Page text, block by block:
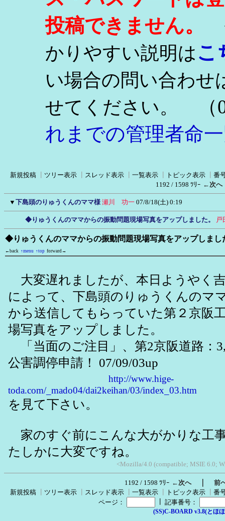
投稿できません。
かりやすい説明はこ
い場合の問い合わせ
せてください。
（
れまでの管理者命
新規投稿 ツリー表示 スレッド表示 一覧表示 トピック表示
番
1192 / 1598 ﾂﾘｰ ←次へ
▼ 下島頭のりゅうくんのママ様 瀬川 功一 07/8/18(土) 0:19
◆りゅうくんのママからの振動問題現場写真をアップしました。 戸
◆りゅうくんのママからの振動問題現場写真をアップしまし
←back ↑menu ↑top forward→
大変遅れましたが、本日ようやく
によって、下島頭のりゅうくんのマ
から送信してもらっていた第２京阪
場写真をアップしました。
「当面のご注目」、第2京阪道路：
公害調停申請！ 07/09/03up
http://www.hige-
toda.com/_mado04/dai2keihan/03/index_03.htm
を見て下さい。
家のすぐ前にこんな大がかりな工
たしかに大変ですね。
<Mozilla/4.0 (compatible; MSIE 6.0;
1192 / 1598 ﾂﾘｰ ←次へ｜ 前
新規投稿
ツリー表示 スレッド表示 一覧表示 トピック表示
番
ページ：
記事番号：
(SS)C-BOARD v3.8(とほ